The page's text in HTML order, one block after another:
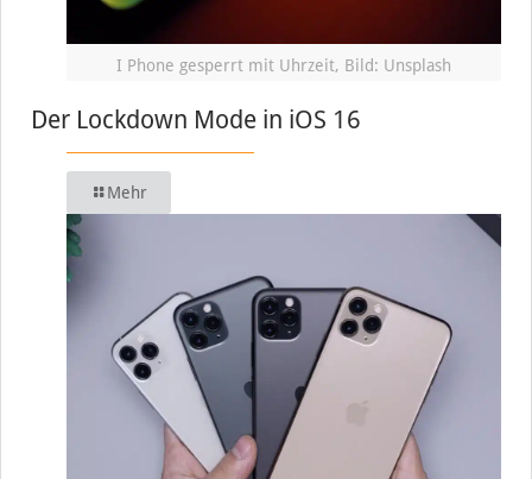
I Phone gesperrt mit Uhrzeit, Bild: Unsplash
Der Lockdown Mode in iOS 16
Mehr